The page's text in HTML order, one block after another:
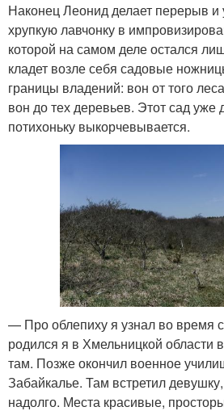
Наконец Леонид делает перерыв и
хрупкую лавчонку в
которой на самом деле остался
кладет возле себя садовые
границы владений: вон от того
вон до тех деревьев. Этот сад уже
потихоньку выкорчевывается.
— Про облепиху я узнал во время
родился я в Хмельницкой области
там. Позже окончил военное
Забайкалье. Там встретил
надолго. Места красивые,